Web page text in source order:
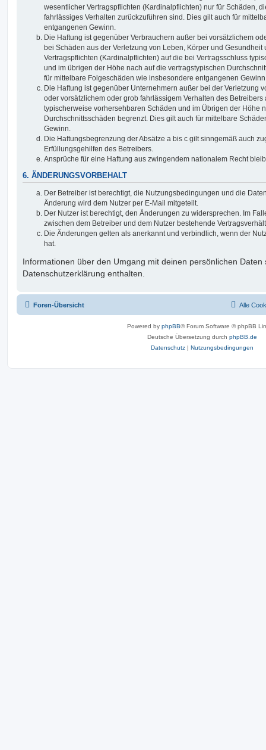
wesentlicher Vertragspflichten (Kardinalpflichten) nur für Schäden,
fahrlässiges Verhalten zurückzuführen sind. Dies gilt auch für
entgangenen Gewinn.
Die Haftung ist gegenüber Verbrauchern außer bei vorsätzlichem
bei Schäden aus der Verletzung von Leben, Körper und
Vertragspflichten (Kardinalpflichten) auf die bei Vertragsschluss
und im übrigen der Höhe nach auf die vertragstypischen
für mittelbare Folgeschäden wie insbesondere entgangenen
Die Haftung ist gegenüber Unternehmern außer bei der Verletzung
oder vorsätzlichem oder grob fahrlässigem Verhalten des Betreibers
typischerweise vorhersehbaren Schäden und im Übrigen der Höhe
Durchschnittsschäden begrenzt. Dies gilt auch für mittelbare
Gewinn.
Die Haftungsbegrenzung der Absätze a bis c gilt sinngemäß auch
Erfüllungsgehilfen des Betreibers.
Ansprüche für eine Haftung aus zwingendem nationalem Recht
6. ÄNDERUNGSVORBEHALT
Der Betreiber ist berechtigt, die Nutzungsbedingungen und die
Änderung wird dem Nutzer per E-Mail mitgeteilt.
Der Nutzer ist berechtigt, den Änderungen zu widersprechen. Im
zwischen dem Betreiber und dem Nutzer bestehende
Die Änderungen gelten als anerkannt und verbindlich, wenn der
hat.
Informationen über den Umgang mit deinen persönlichen Daten
Datenschutzerklärung enthalten.
Foren-Übersicht Alle
Powered by phpBB® Forum Software © phpBB
Deutsche Übersetzung durch phpBB.de
Datenschutz | Nutzungsbedingungen